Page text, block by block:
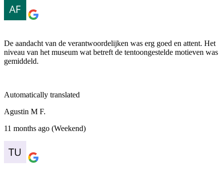
De aandacht van de verantwoordelijken was erg goed en attent. Het
niveau van het museum wat betreft de tentoongestelde motieven was
gemiddeld.
Automatically translated
Agustin M F.
11 months ago (Weekend)